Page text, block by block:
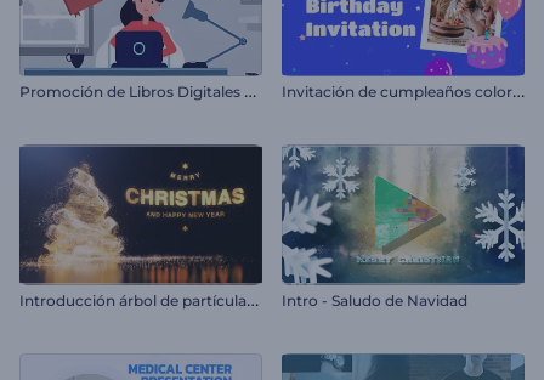
P
romoción de Libros Digitales con Personajes I
nvitación de cumpleaños colorida
I
ntroducción árbol de partículas brillantes Intro - Saludo de Navidad